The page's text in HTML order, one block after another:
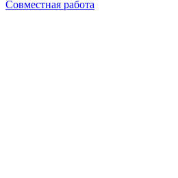
Совместная работа